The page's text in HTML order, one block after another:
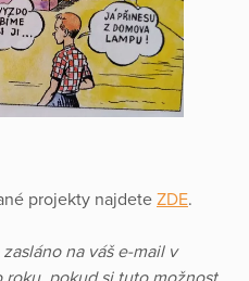
projekty najdete ZDE.
na váš e-mail v